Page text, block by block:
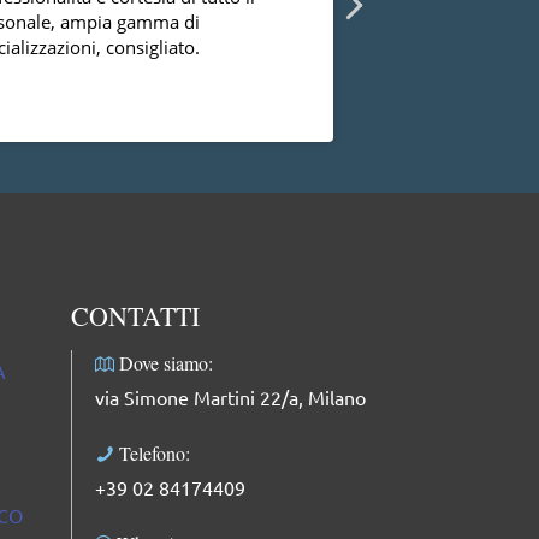
ampia gamma di
consigliato.
CONTATTI
Dove siamo:
via Simone Martini 22/a, Milano
Telefono:
+39 02 84174409